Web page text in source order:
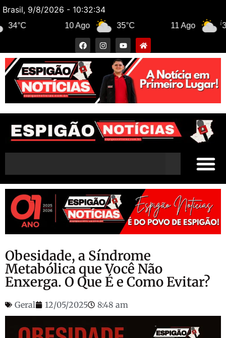
Brasil, 9/8/2026 - 10:32:35
35°C 31°C
Obesidade, a Síndrome
Metabólica que Você Não
Enxerga. O Que É e Como Evitar?
Geral 12/05/2025 8:48 am